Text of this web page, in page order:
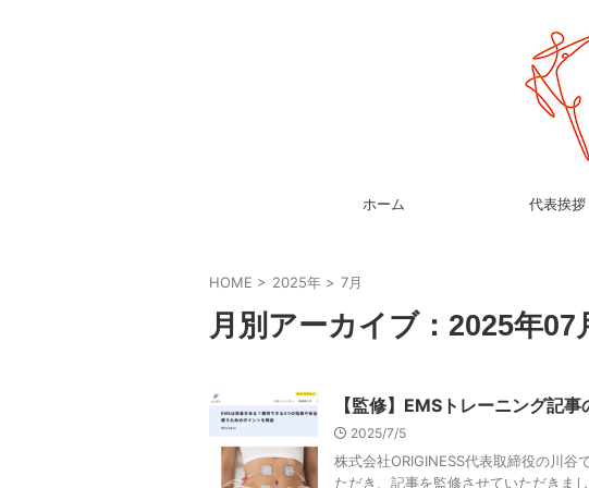
ホーム 代表挨拶
HOME > 2025年 > 7月
月別アーカイブ：2025年07
【監修】EMSトレーニング記
2025/7/5
株式会社ORIGINESS代表取締役の川谷
ただき、記事を監修させていただきま